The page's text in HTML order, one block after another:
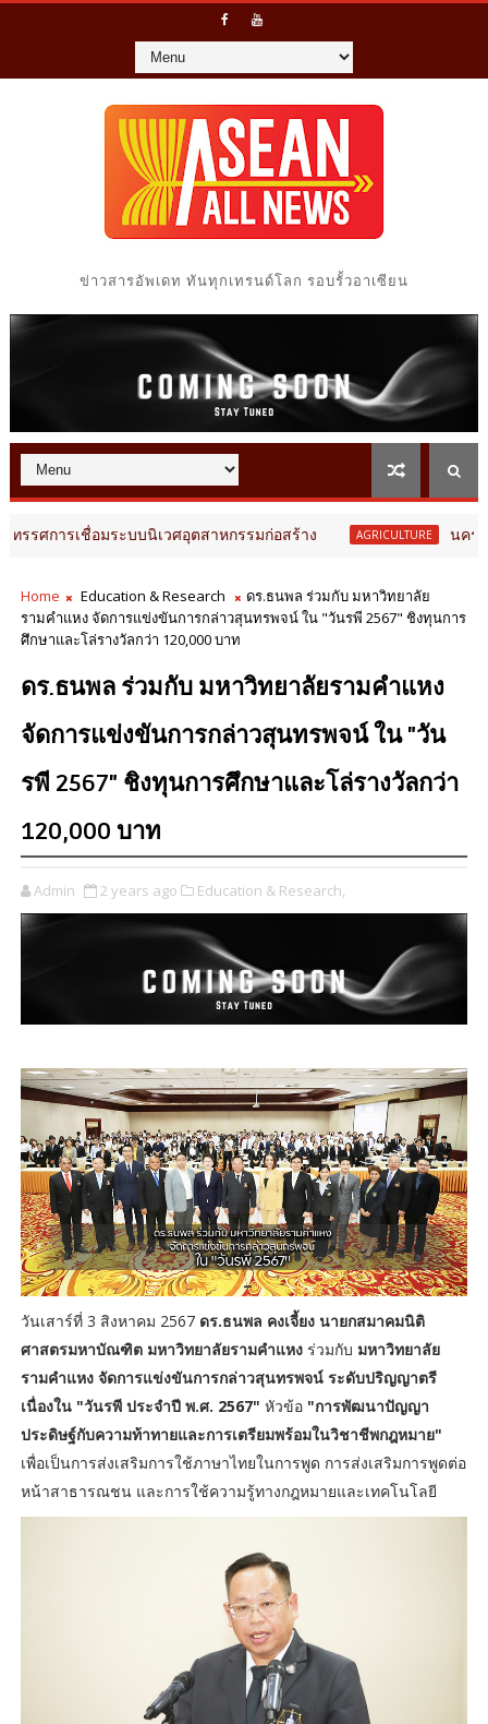
ข่าวสารอัพเดท ทันทุกเทรนด์โลก รอบรั้วอาเซียน
ระบบนิเวศอุตสาหกรรมก่อสร้าง AGRICULTURE นครปฐมยกระดับ "
Home Education & Research
ดร.ธนพล ร่วมกับ มหาวิทยาลัย
รามคำแหง จัดการแข่งขันการกล่าวสุนทรพจน์ ใน "วันรพี 2567" ชิงทุนการ
ศึกษาและโล่รางวัลกว่า 120,000 บาท
ดร.ธนพล ร่วมกับ มหาวิทยาลัยรามคำแหง
จัดการแข่งขันการกล่าวสุนทรพจน์ ใน "วัน
รพี 2567" ชิงทุนการศึกษาและโล่รางวัลกว่า
120,000 บาท
Admin 2 years ago Education & Research,
วันเสาร์ที่ 3 สิงหาคม 2567 ดร.ธนพล คงเจี้ยง นายกสมาคมนิติ
ศาสตรมหาบัณฑิต มหาวิทยาลัยรามคำแหงร่วมกับ มหาวิทยาลัย
รามคำแหง จัดการแข่งขันการกล่าวสุนทรพจน์ ระดับปริญญาตรี
เนื่องใน "วันรพี ประจำปี พ.ศ. 2567" หัวข้อ "การพัฒนาปัญญา
ประดิษฐ์กับความท้าทายและการเตรียมพร้อมในวิชาชีพกฎหมาย"
เพื่อเป็นการส่งเสริมการใช้ภาษาไทยในการพูด การส่งเสริมการพูดต่อ
หน้าสาธารณชน และการใช้ความรู้ทางกฎหมายและเทคโนโลยี